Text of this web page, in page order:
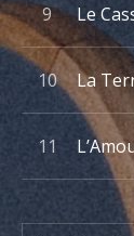
Le
La